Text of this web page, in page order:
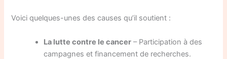
Voici quelques-unes des causes qu’il soutient :
La lutte contre le cancer – Participation à des
campagnes et financement de recherches.